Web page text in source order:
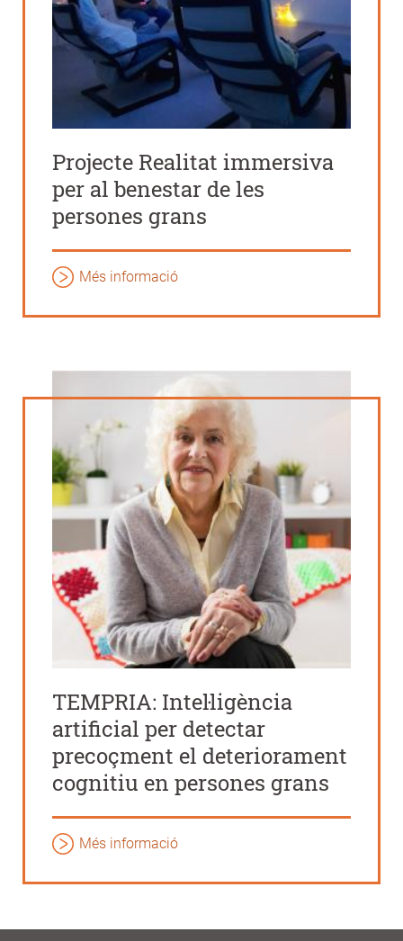
Projecte Realitat immersiva
per al benestar de les
persones grans
Més informació
TEMPRIA: Intel·ligència
artificial per detectar
precoçment el deteriorament
cognitiu en persones grans
Més informació